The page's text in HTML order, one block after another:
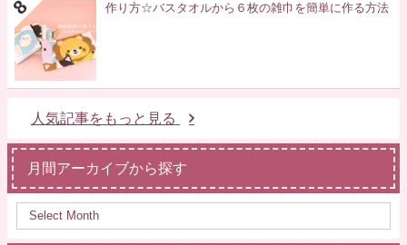
作り方☆バスタオルから６枚の雑巾を簡単に作る方法
人気記事をもっと見る
月間アーカイブから探す